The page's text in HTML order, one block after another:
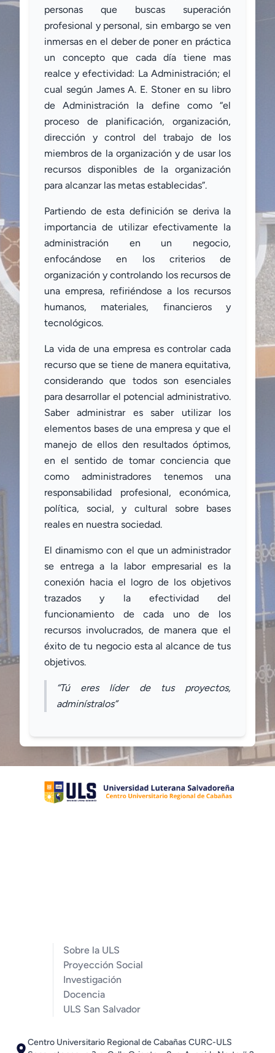
personas que buscas superación
profesional y personal, sin embargo se ven
inmersas en el deber de poner en práctica
un concepto que cada día tiene mas
realce y efectividad: La Administración; el
cual según James A. E. Stoner en su libro
de Administración la define como “el
proceso de planificación, organización,
dirección y control del trabajo de los
miembros de la organización y de usar los
recursos disponibles de la organización
para alcanzar las metas establecidas”.
Partiendo de esta definición se deriva la
importancia de utilizar efectivamente la
administración en un negocio,
enfocándose en los criterios de
organización y controlando los recursos de
una empresa, refiriéndose a los recursos
humanos, materiales, financieros y
tecnológicos.
La vida de una empresa es controlar cada
recurso que se tiene de manera equitativa,
considerando que todos son esenciales
para desarrollar el potencial administrativo.
Saber administrar es saber utilizar los
elementos bases de una empresa y que el
manejo de ellos den resultados óptimos,
en el sentido de tomar conciencia que
como administradores tenemos una
responsabilidad profesional, económica,
política, social, y cultural sobre bases
reales en nuestra sociedad.
El dinamismo con el que un administrador
se entrega a la labor empresarial es la
conexión hacia el logro de los objetivos
trazados y la efectividad del
funcionamiento de cada uno de los
recursos involucrados, de manera que el
éxito de tu negocio esta al alcance de tus
objetivos.
“Tú eres líder de tus proyectos,
adminístralos”
Sobre la ULS
Proyección Social
Investigación
Docencia
ULS San Salvador
Centro Universitario Regional de Cabañas CURC-ULS